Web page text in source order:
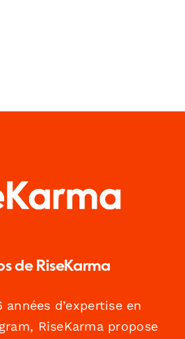
de RiseKarma
années d’expertise en
RiseKarma propose